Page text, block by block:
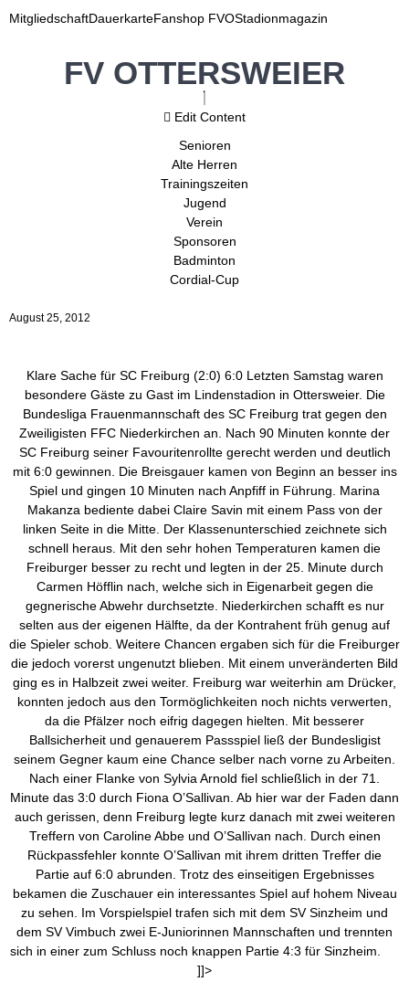
MitgliedschaftDauerkarteFanshop FVOStadionmagazin
FV OTTERSWEIER
Edit Content
Senioren
Alte Herren
Trainingszeiten
Jugend
Verein
Sponsoren
Badminton
Cordial-Cup
August 25, 2012
Klare Sache für SC Freiburg (2:0) 6:0 Letzten Samstag waren
besondere Gäste zu Gast im Lindenstadion in Ottersweier. Die
Bundesliga Frauenmannschaft des SC Freiburg trat gegen den
Zweiligisten FFC Niederkirchen an. Nach 90 Minuten konnte der
SC Freiburg seiner Favouritenrollte gerecht werden und deutlich
mit 6:0 gewinnen. Die Breisgauer kamen von Beginn an besser ins
Spiel und gingen 10 Minuten nach Anpfiff in Führung. Marina
Makanza bediente dabei Claire Savin mit einem Pass von der
linken Seite in die Mitte. Der Klassenunterschied zeichnete sich
schnell heraus. Mit den sehr hohen Temperaturen kamen die
Freiburger besser zu recht und legten in der 25. Minute durch
Carmen Höfflin nach, welche sich in Eigenarbeit gegen die
gegnerische Abwehr durchsetzte. Niederkirchen schafft es nur
selten aus der eigenen Hälfte, da der Kontrahent früh genug auf
die Spieler schob. Weitere Chancen ergaben sich für die Freiburger
die jedoch vorerst ungenutzt blieben. Mit einem unveränderten Bild
ging es in Halbzeit zwei weiter. Freiburg war weiterhin am Drücker,
konnten jedoch aus den Tormöglichkeiten noch nichts verwerten,
da die Pfälzer noch eifrig dagegen hielten. Mit besserer
Ballsicherheit und genauerem Passspiel ließ der Bundesligist
seinem Gegner kaum eine Chance selber nach vorne zu Arbeiten.
Nach einer Flanke von Sylvia Arnold fiel schließlich in der 71.
Minute das 3:0 durch Fiona O’Sallivan. Ab hier war der Faden dann
auch gerissen, denn Freiburg legte kurz danach mit zwei weiteren
Treffern von Caroline Abbe und O’Sallivan nach. Durch einen
Rückpassfehler konnte O’Sallivan mit ihrem dritten Treffer die
Partie auf 6:0 abrunden. Trotz des einseitigen Ergebnisses
bekamen die Zuschauer ein interessantes Spiel auf hohem Niveau
zu sehen. Im Vorspielspiel trafen sich mit dem SV Sinzheim und
dem SV Vimbuch zwei E-Juniorinnen Mannschaften und trennten
sich in einer zum Schluss noch knappen Partie 4:3 für Sinzheim.
]]>